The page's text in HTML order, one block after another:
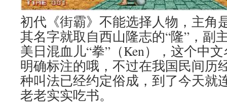
初代《街霸》不能选择人物，主角
其名字就取自西山隆志的“隆”，副
美日混血儿“拳”（Ken），这个中
明确标注的哦，不过在我国民间历
种叫法已经约定俗成，到了今天就
老老实实吃书。